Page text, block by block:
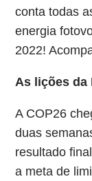
conta todas
energia
2022!
As lições da
A COP26
duas
resultado
a meta de